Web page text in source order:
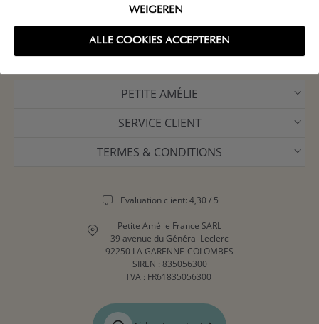
WEIGEREN
ALLE COOKIES ACCEPTEREN
PETITE AMÉLIE
SERVICE CLIENT
TERMES & CONDITIONS
Evaluation client: 4,30 / 5
Petite Amélie France SARL
39 avenue du Général Leclerc
92250 LA GARENNE-COLOMBES
SIREN : 835056300
TVA : FR61835056300